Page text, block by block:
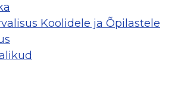
Koolidele ja Õpilastele